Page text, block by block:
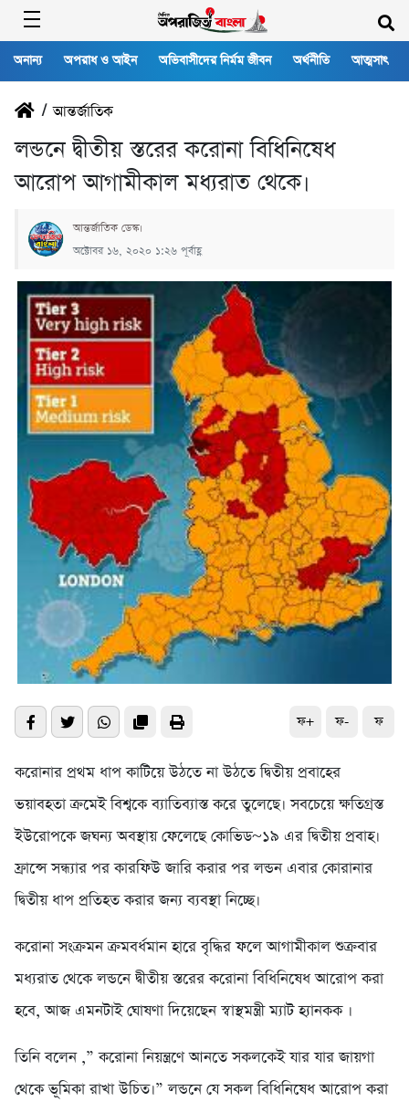
অনান্য অপরাধ ও আইন অভিবাসীদের নির্মম জীবন অর্থনীতি আত্মসাৎ
/আন্তর্জাতিক
লন্ডনে দ্বীতীয় স্তরের করোনা বিধিনিষেধ
আরোপ আগামীকাল মধ্যরাত থেকে।
আন্তর্জা‌তিক ডেস্ক।
অক্টোবর ১৬, ২০২০ ১:২৬ পূর্বাহ্ণ
ফ+ ফ- ফ
ক‌রোনার প্রথম ধাপ কা‌টি‌য়ে উঠ‌তে না উঠ‌তে দ্বিতীয় প্রবা‌হের
ভয়াবহতা ক্র‌মেই বিশ্ব‌কে ব্যা‌তিব্যাস্ত ক‌রে তু‌লে‌ছে। সব‌চে‌য়ে ক্ষ‌তিগ্রস্ত
ইউরোপ‌কে জঘন্য অবস্থায় ফে‌লে‌ছে কো‌ভিড~১৯ এর দ্বিতীয় প্রবাহ।
ফ্রা‌ন্সে সন্ধ্যার পর কার‌ফিউ জা‌রি করার পর লন্ডন এবার কোরানার
দ্বিতীয় ধাপ প্র‌তিহত করার জন্য ব্যবস্থা নি‌চ্ছে।
করোনা সংক্রমন ক্রমবর্ধমান হারে বৃদ্ধির ফলে আগামীকাল শুক্রবার
মধ্যরাত থেকে লন্ডনে দ্বীতীয় স্তরের করোনা বিধিনিষেধ আরোপ করা
হবে, আজ এমনটাই ঘোষণা দিয়েছেন স্বাস্থমন্ত্রী ম্যাট হ্যানকক ।
তিনি বলেন ,” করোনা নিয়ন্ত্রণে আনতে সকলকেই যার যার জায়গা
থেকে ভূমিকা রাখা উচিত।” লন্ডনে যে সকল বিধিনিষেধ আরোপ করা